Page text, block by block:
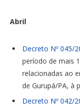
Abril
Decreto Nº 045/
período de mais
relacionadas ao
de Gurupá/PA, à
Decreto Nº 042/